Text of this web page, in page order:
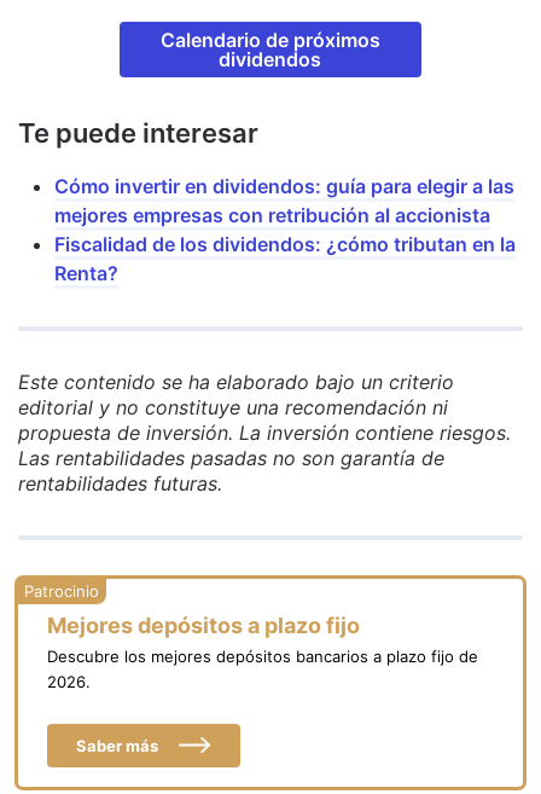
Calendario de próximos
dividendos
Te puede interesar
Cómo invertir en dividendos: guía para elegir a las
mejores empresas con retribución al accionista
Fiscalidad de los dividendos: ¿cómo tributan en la
Renta?
Este contenido se ha elaborado bajo un criterio
editorial y no constituye una recomendación ni
propuesta de inversión. La inversión contiene riesgos.
Las rentabilidades pasadas no son garantía de
rentabilidades futuras.
Mejores depósitos a plazo fijo
Descubre los mejores depósitos bancarios a plazo fijo de
2026.
Saber más